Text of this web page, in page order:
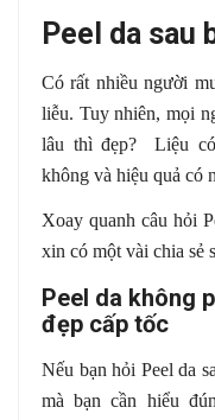
Peel da sau
Có rất nhiều người
liễu. Tuy nhiên, mọi
lâu thì đẹp? Liệu
không và hiệu quả có
Xoay quanh câu hỏi
xin có một vài chia sẻ
Peel da không
đẹp cấp tốc
Nếu bạn hỏi Peel da
mà bạn cần hiểu